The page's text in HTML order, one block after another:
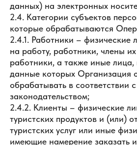
данных) на электронных
2.4. Категории субъектов
которые обрабатываются
2.4.1. Работники – физические
на работу, работники, члены
работники, а также иные лица,
данные которых Организация
обрабатывать в соответствии
законодательством;
2.4.2. Клиенты – физические
туристских продуктов и (или)
туристских услуг или иные
имеющие намерение заказать